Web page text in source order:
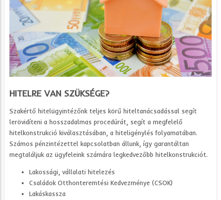
HITELRE VAN SZÜKSÉGE?
Szakértő hitelügyintézőnk teljes körű hiteltanácsadással segít
lerövidíteni a hosszadalmas procedúrát, segít a megfelelő
hitelkonstrukció kiválasztásában, a hiteligénylés folyamatában.
Számos pénzintézettel kapcsolatban állunk, így garantáltan
megtaláljuk az ügyfeleink számára legkedvezőbb hitelkonstrukciót.
Lakossági, vállalati hitelezés
Családok Otthonteremtési Kedvezménye (CSOK)
Lakáskassza